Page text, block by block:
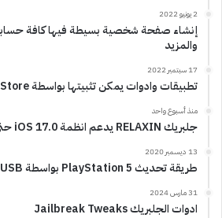
2 يونيو 2022
إنشاء صفحة شخصية بسيطة فيها كافة
والمزيد
17 سبتمبر 2022
تطبيقات وادوات يمكن تثبيتها بواسطة TrollStore
منذ أسبوع واحد
جلبريك RELAXIN يدعم انظمة iOS 17.0 حتى iOS 17.3.1
13 ديسمبر 2020
طريقة تحديث PlayStation 5 بواسطة USB وتثبيت النظام من جديد
31 مارس 2024
ادوات الجلبريك Jailbreak Tweaks